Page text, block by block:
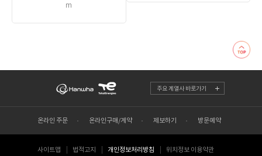
m
주요 계열사 바로가기
온라인 주문 온라인구매/계약 제보하기 방문예약
사이트맵 법적고지 개인정보처리방침 위치정보 이용약관